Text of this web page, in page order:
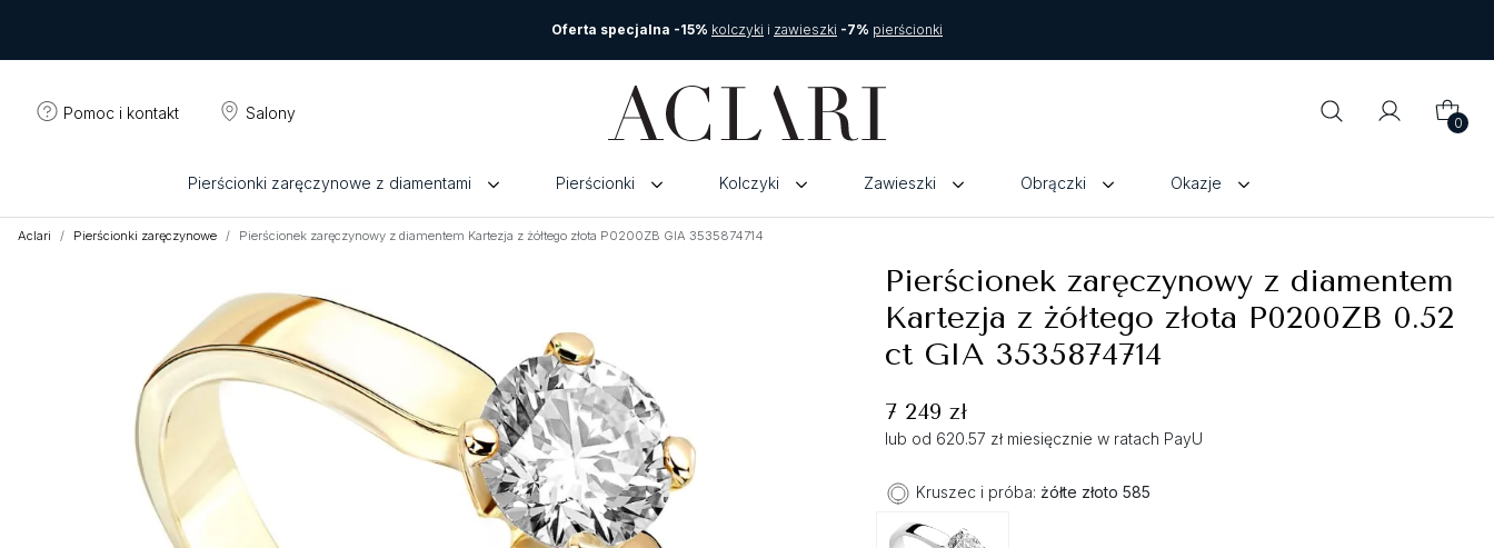
Oferta specjalna -15% kolczyki i zawieszki -7% pierścionki
Pomoc i kontakt Salony
0
Pierścionki zaręczynowe z diamentami Pierścionki Kolczyki Zawieszki Obrączki Okazje
Aclari Pierścionki zaręczynowe Pierścionek zaręczynowy z diamentem Kartezja z żółtego złota P0200ZB GIA 3535874714
Pierścionek zaręczynowy z diamentem
Kartezja z żółtego złota P0200ZB 0.52
ct GIA 3535874714
7 249 zł
lub od 620.57 zł miesięcznie w ratach PayU
Kruszec i próba: żółte złoto 585